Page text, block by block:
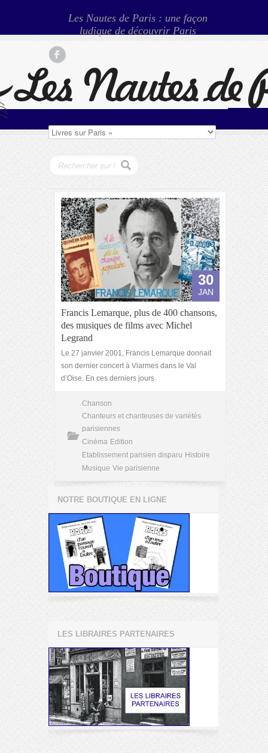
Les Nautes de Paris : une façon
ludique de découvrir Paris
30
JAN
Francis Lemarque, plus de 400 chansons,
des musiques de films avec Michel
Legrand
Le 27 janvier 2001, Francis Lemarque donnait
son dernier concert à Viarmes dans le Val
d’Oise. En ces derniers jours
Chanson
Chanteurs et chanteuses de variétés
parisiennes
Cinéma Edition
Etablissement parisien disparu Histoire
Musique Vie parisienne
NOTRE BOUTIQUE EN LIGNE
LES LIBRAIRES PARTENAIRES